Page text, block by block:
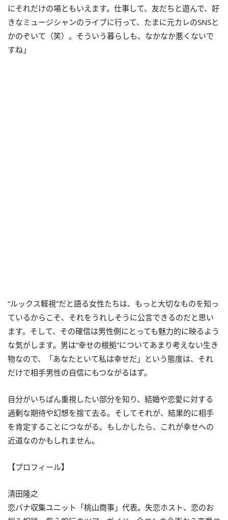
にそれだけの場ともいえます。仕事して、友だちと遊んで、好
きなミュージシャンのライブに行って、たまに元カレのSNSと
かのぞいて（笑）。そういう暮らしも、なかなか悪くないで
すね」
“ルックス軽視”だと語る女性たちは、もっと大切なものを知っ
ているからこそ、それをうれしそうに公言できるのだと思い
ます。そして、その確信は男性側にとっても魅力的に映るよう
な気がします。男は“幸せの根拠”についてあまり考えない生き
物なので、「あなたといて私は幸せだ」という態度は、それ
だけで相手男性の自信にもつながるはず。
自分がいちばん重視したい部分を知り、結婚や恋愛に対する
過剰な期待や幻想を捨て去る。そしてそれが、結果的に相手
を肯定することにつながる。もしかしたら、これが幸せへの
近道なのかもしれません。
【プロフィール】
清田隆之
恋バナ収集ユニット「桃山商事」代表。失恋ホスト、恋のお